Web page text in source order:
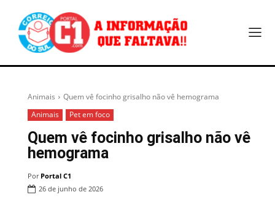
Animais
Quem vê focinho grisalho não vê hemograma
Animais
Pet em foco
Quem vê focinho grisalho não vê
hemograma
Por Portal C1
26 de junho de 2026